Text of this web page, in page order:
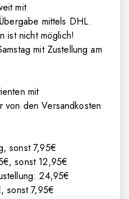
mit
mittels DHL.
ist nicht möglich!
mit Zustellung am
mit
von den Versandkosten
sonst 7,95€
sonst 12,95€
24,95€
sonst 7,95€